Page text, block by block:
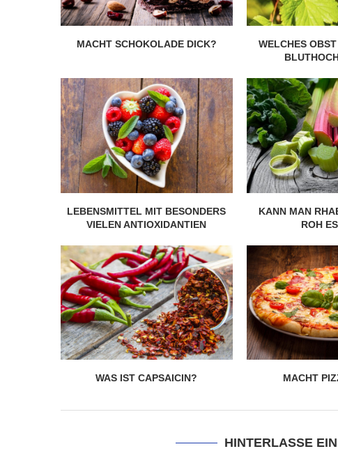
MACHT SCHOKOLADE DICK?
WELCHES
LEBENSMITTEL MIT BESONDERS
VIELEN ANTIOXIDANTIEN
KANN MAN
ROH
WAS IST CAPSAICIN? MACHT
HINTERLASSE
Wie gesund ist Rohkost?
28. Januar 2020